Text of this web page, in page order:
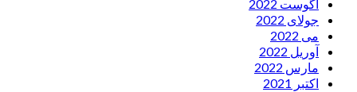
آگوست 2022
جولای 2022
می 2022
آوریل 2022
مارس 2022
اکتبر 2021